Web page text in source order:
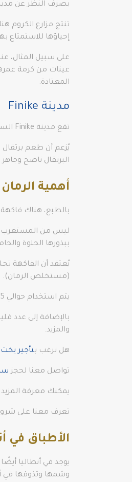
بصرف النظر عن
تنتج مزارع الكروم
إحياؤها للاستمتاع
المعتادة.
مدينة Finike
تقع مدينة Finike الساحلية على بعد حوالي ساعة بالسيارة. وهي المحطة الثانية في هذه الرحلة الشهية، أو بشكل أكثر تحديدًا ملاذ البرتقال الحلو والعصير في أنطاليا.
البرتقال ناضج
أهمية
بالطبع، هناك
ببذورها الحلوة
(مستخلص الرمان).
يتم استخدام حوالي 15 كيلوغرامًا من الفاكهة لصنع حوالي لتر واحد من الشراب الثمين. ويفضل أن يكون باليد. سبب وجيه للغاية لشراء عدد قليل من الزجاجات أثناء الإجازة،
بالإضافة إلى عدد
والمزيد.
هل ترغب بتأجير
تواصل معنا لحجز
يمكنك معرفة
تعرف معنا على
الأطباق في
يوجد في أنطاليا
وشمها وتذوقها في